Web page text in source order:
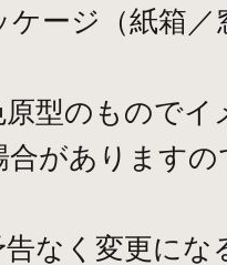
ージ（紙箱／
型のものでイ
合があります
なく変更にな